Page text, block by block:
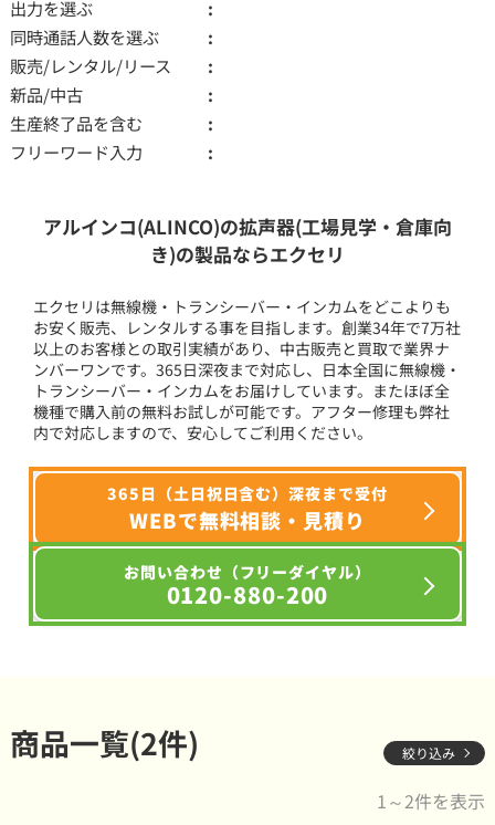
出力を選ぶ
同時通話人数を選ぶ
販売/レンタル/リース
新品/中古
生産終了品を含む
フリーワード入力
アルインコ(ALINCO)の拡声器(工場見学・倉庫向
き)の製品ならエクセリ
エクセリは無線機・トランシーバー・インカムをどこよりも
お安く販売、レンタルする事を目指します。創業34年で7万社
以上のお客様との取引実績があり、中古販売と買取で業界ナ
ンバーワンです。365日深夜まで対応し、日本全国に無線機・
トランシーバー・インカムをお届けしています。またほぼ全
機種で購入前の無料お試しが可能です。アフター修理も弊社
内で対応しますので、安心してご利用ください。
365日（土日祝日含む）深夜まで受付
WEBで無料相談・見積り
お問い合わせ（フリーダイヤル）
0120-880-200
商品一覧(2件) 絞り込み
1～2件を表示